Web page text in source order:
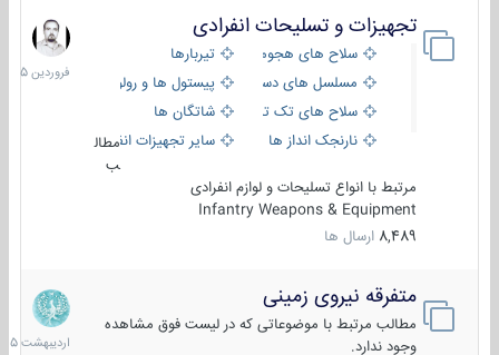
تجهیزات و تسلیحات انفرادی
سلاح های هجومی
تیربارها
مسلسل های دستی
پیستول ها و رولورها
سلاح های تک تیر اندازیشاتگان ها
نارنجک انداز ها
سایر تجهیزات انفرادی
مطال
ب
مرتبط با انواع تسلیحات و لوازم انفرادی
Infantry Weapons & Equipment
8,489 ارسال ها
17
فروردین
1405
متفرقه نیروی زمینی
مطالب مرتبط با موضوعاتی که در لیست فوق مشاهده
وجود ندارد.
27
1405